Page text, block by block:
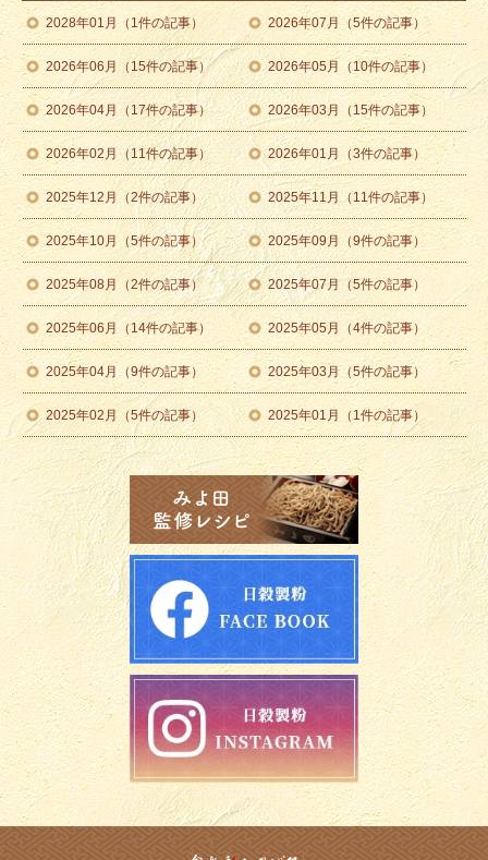
2028年01月（1件の記事） 2026年07月（5件の記事）
2026年06月（15件の記事） 2026年05月（10件の記事）
2026年04月（17件の記事） 2026年03月（15件の記事）
2026年02月（11件の記事） 2026年01月（3件の記事）
2025年12月（2件の記事） 2025年11月（11件の記事）
2025年10月（5件の記事） 2025年09月（9件の記事）
2025年08月（2件の記事） 2025年07月（5件の記事）
2025年06月（14件の記事） 2025年05月（4件の記事）
2025年04月（9件の記事） 2025年03月（5件の記事）
2025年02月（5件の記事） 2025年01月（1件の記事）